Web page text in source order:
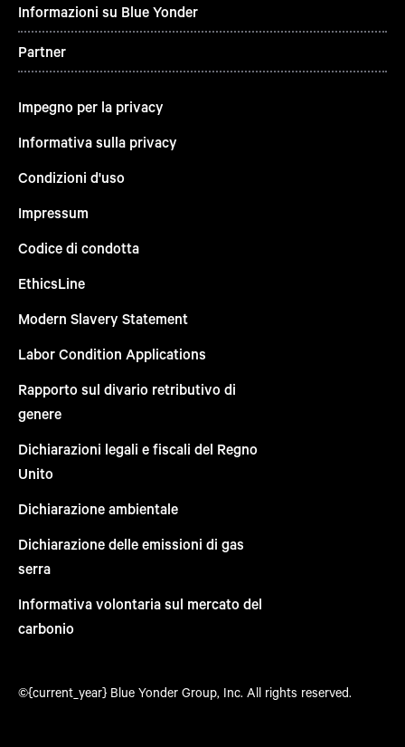
Informazioni su Blue Yonder
Partner
Impegno per la privacy
Informativa sulla privacy
Condizioni d'uso
Impressum
Codice di condotta
EthicsLine
Modern Slavery Statement
Labor Condition Applications
Rapporto sul divario retributivo di
genere
Dichiarazioni legali e fiscali del Regno
Unito
Dichiarazione ambientale
Dichiarazione delle emissioni di gas
serra
Informativa volontaria sul mercato del
carbonio
©{current_year} Blue Yonder Group, Inc. All rights reserved.